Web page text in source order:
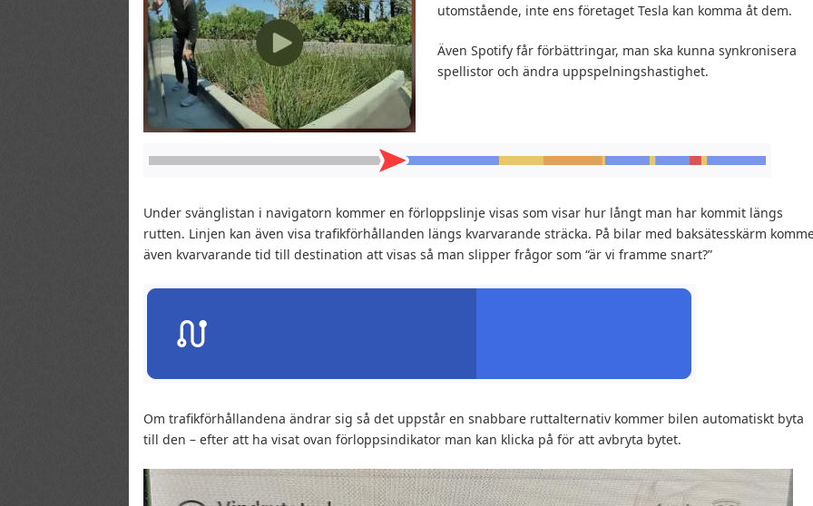
utomstående, inte ens företaget Tesla kan komma åt dem.
Även Spotify får förbättringar, man ska kunna synkronisera
spellistor och ändra uppspelningshastighet.
Under svänglistan i navigatorn kommer en förloppslinje visas som visar hur långt man har kommit längs
rutten. Linjen kan även visa trafikförhållanden längs kvarvarande sträcka. På bilar med baksätesskärm
även kvarvarande tid till destination att visas så man slipper frågor som “är vi framme snart?”
Om trafikförhållandena ändrar sig så det uppstår en snabbare ruttalternativ kommer bilen automatiskt byta
till den – efter att ha visat ovan förloppsindikator man kan klicka på för att avbryta bytet.